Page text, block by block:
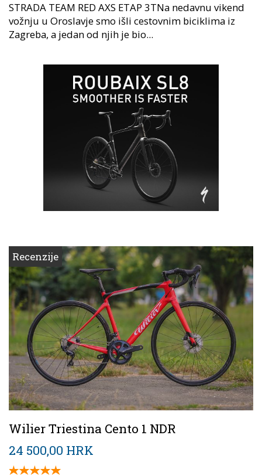
STRADA TEAM RED AXS ETAP 3TNa nedavnu vikend
vožnju u Oroslavje smo išli cestovnim biciklima iz
Zagreba, a jedan od njih je bio...
Recenzije
Wilier Triestina Cento 1 NDR
24 500,00 HRK